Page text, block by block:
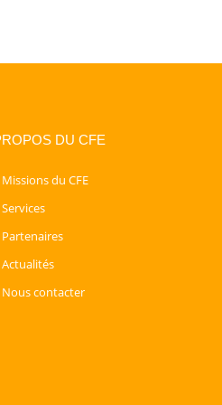
DU CFE
Missions du CFE
Services
Partenaires
Actualités
Nous contacter